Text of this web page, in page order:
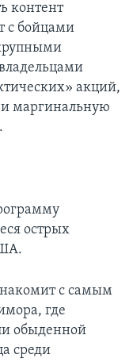
контент
с бойцами
акций,
маргинальную
острых
с самым
где
обыденной
среди